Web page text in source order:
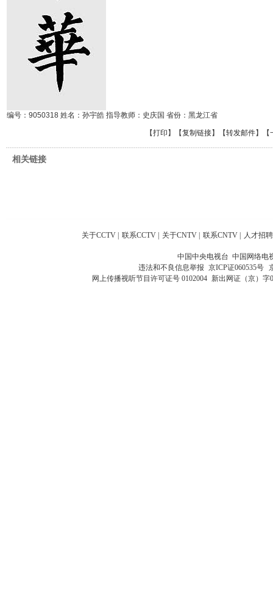
编号：9050318 姓名：孙宇皓 指导教师：史庆国 省份：黑龙江省
【打印 】【复制链接】【转发邮件】
相关链接
关于CCTV 联系CCTV 关于CNTV 联系CNTV 人才招聘
中国中央电视台 中国网络电
违法和不良信息举报 京ICP证060535号
网上传播视听节目许可证号 0102004 新出网证（京）